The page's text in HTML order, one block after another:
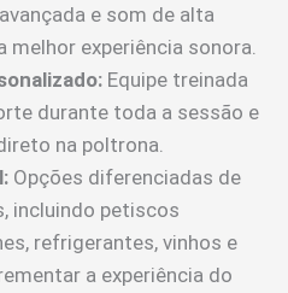
e som de alta
melhor experiência sonora.
Equipe treinada
durante toda a sessão e
na poltrona.
Opções diferenciadas de
incluindo petiscos
refrigerantes, vinhos e
a experiência do